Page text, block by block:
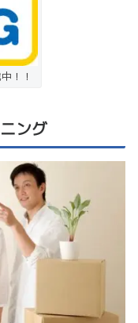
！！
ング